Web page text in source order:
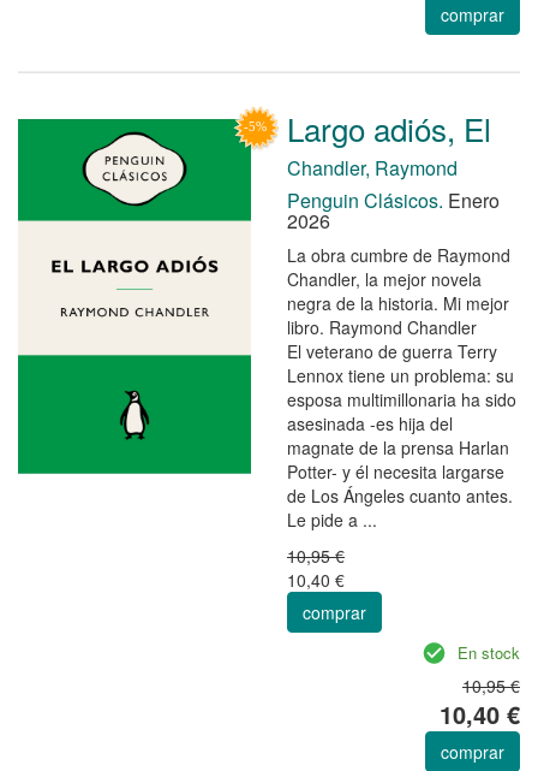
comprar
Largo adiós, El
Chandler, Raymond
Penguin Clásicos. Enero
2026
La obra cumbre de Raymond
Chandler, la mejor novela
negra de la historia. Mi mejor
libro. Raymond Chandler
El veterano de guerra Terry
Lennox tiene un problema: su
esposa multimillonaria ha sido
asesinada -es hija del
magnate de la prensa Harlan
Potter- y él necesita largarse
de Los Ángeles cuanto antes.
Le pide a ...
10,95 €
10,40 €
comprar
En stock
10,95 €
10,40 €
comprar